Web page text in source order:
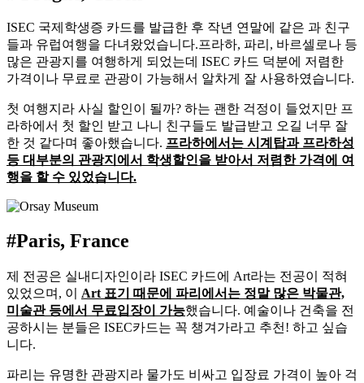
ISEC 국제학생증 카드를 발급한 후 작년 연말에 같은 과 친구
들과 유럽여행을 다녀왔었습니다.프라하, 파리, 바르셀로나 등
많은 관광지를 여행하게 되었는데 ISEC 카드 덕분에 저렴한
가격이나 무료로 관광이 가능해서 알차게 잘 사용하였습니다.
첫 여행지라 사실 할인이 될까? 하는 괜한 걱정이 들었지만 프
라하에서 첫 할인 받고 나니 친구들도 발급받고 오길 너무 잘
한 것 같다며 좋아했습니다. 프라하에서는 시계탑과 프라하성
등 대부분의 관광지에서 학생할인을 받아서 저렴한 가격에 여
행을 할 수 있었습니다.
#Paris, France
제 전공은 실내디자인이라 ISEC 카드에 Art라는 전공이 적혀
있었으며, 이
Art 표기 때문에 파리에서는 정말 많은 박물관,
미술관 등에서 무료입장이 가능했습니다. 예술이나 건축을 전
공하시는 분들은 ISEC카드는 꼭 챙겨가라고 추천! 하고 싶습
니다.
파리는 유명한 관광지라 물가도 비싸고 입장료 가격이 높아 걱